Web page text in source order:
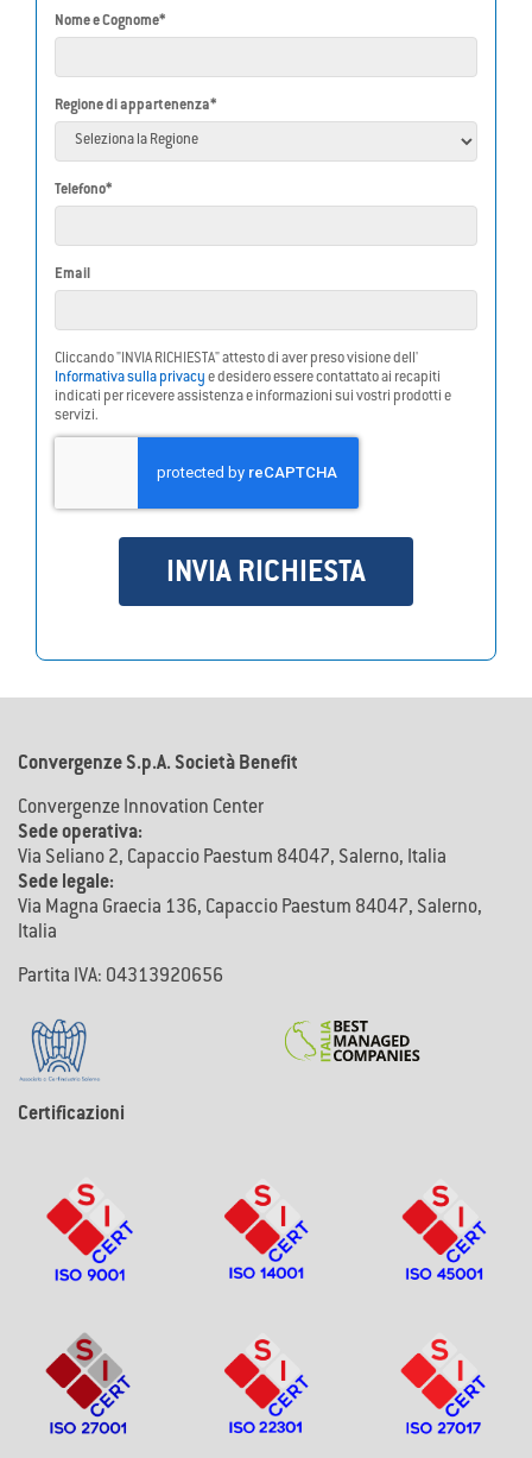
Nome e Cognome*
Regione di appartenenza*
Telefono*
Email
Cliccando "INVIA RICHIESTA" attesto di aver preso visione dell'
Informativa sulla privacy e desidero essere contattato ai recapiti
indicati per ricevere assistenza e informazioni sui vostri prodotti e
servizi.
INVIA RICHIESTA
Convergenze S.p.A. Società Benefit
Convergenze Innovation Center
Sede operativa:
Via Seliano 2, Capaccio Paestum 84047, Salerno, Italia
Sede legale:
Via Magna Graecia 136, Capaccio Paestum 84047, Salerno,
Italia
Partita IVA: 04313920656
Certificazioni